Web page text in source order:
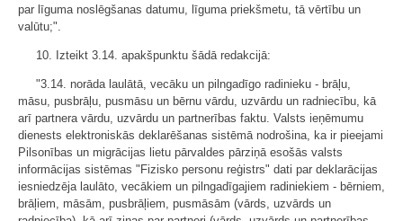
par līguma noslēgšanas datumu, līguma priekšmetu, tā vērtību un
valūtu;".
10. Izteikt 3.14. apakšpunktu šādā redakcijā:
"3.14. norāda laulātā, vecāku un pilngadīgo radinieku - brāļu,
māsu, pusbrāļu, pusmāsu un bērnu vārdu, uzvārdu un radniecību, kā
arī partnera vārdu, uzvārdu un partnerības faktu. Valsts ieņēmumu
dienests elektroniskās deklarēšanas sistēmā nodrošina, ka ir pieejami
Pilsonības un migrācijas lietu pārvaldes pārziņā esošās valsts
informācijas sistēmas "Fizisko personu reģistrs" dati par deklarācijas
iesniedzēja laulāto, vecākiem un pilngadīgajiem radiniekiem - bērniem,
brāļiem, māsām, pusbrāļiem, pusmāsām (vārds, uzvārds un